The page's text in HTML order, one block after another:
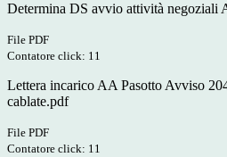
Determina DS avvio attività negoziali
File PDF
Contatore click: 11
Lettera incarico AA Pasotto Avviso
cablate.pdf
File PDF
Contatore click: 11